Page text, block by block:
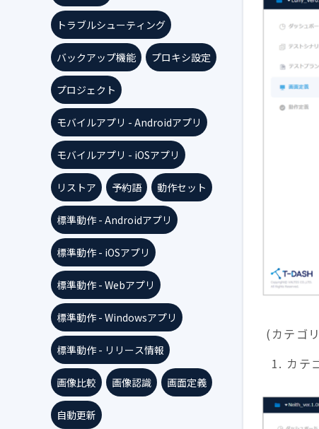
(カテゴ
カテ
トラブルシューティング
バックアップ機能 プロキシ設定
プロジェクト
モバイルアプリ - Androidアプリ
モバイルアプリ - iOSアプリ
リストア 予約語 動作セット
標準動作 - Androidアプリ
標準動作 - iOSアプリ
標準動作 - Webアプリ
標準動作 - Windowsアプリ
標準動作 - リリース情報
画像比較 画像認識 画面定義
自動更新